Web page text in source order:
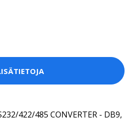
422/485 CONVERTER - DB9,